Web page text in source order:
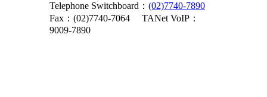
Telephone Switchboard： (02)7740-7890
Fax：(02)7740-7064
TANet VoIP：
9009-7890